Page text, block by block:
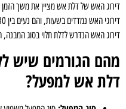
דירוג האש של דלת אש מציין את משך
דירוגי האש נמדדים בשעות, והם נעים בין 30 דקות לשלוש שעות.
דירוג האש הנדרש לדלת תלוי בסוג המבנה,
מהם הגורמים שיש
דלת אש למפעל?